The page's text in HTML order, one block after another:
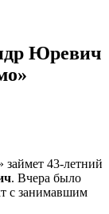
Юревич
займет 43-летний
. Вчера было
с занимавшим